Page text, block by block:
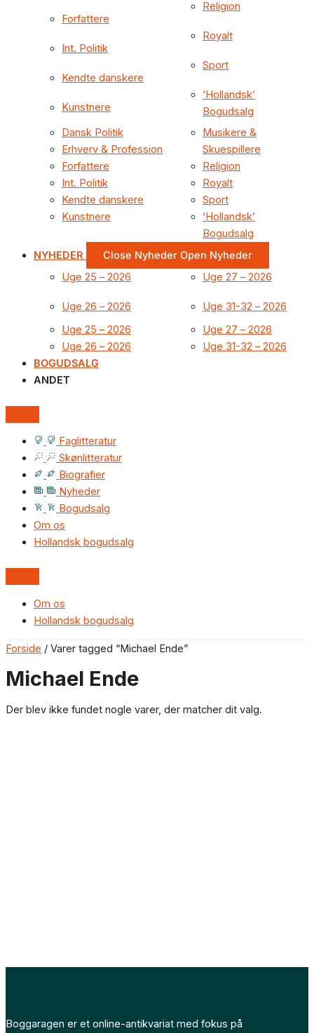
Forfattere
Int. Politik
Kendte danskere
Kunstnere
Religion
Royalt
Sport
‘Hollandsk’
Bogudsalg
Dansk Politik
Erhverv & Profession
Forfattere
Int. Politik
Kendte danskere
Kunstnere
Musikere &
Skuespillere
Religion
Royalt
Sport
‘Hollandsk’
Bogudsalg
NYHEDER
Close Nyheder Open Nyheder
Uge 25 – 2026
Uge 26 – 2026
Uge 27 – 2026
Uge 31-32 – 2026
Uge 25 – 2026
Uge 26 – 2026
Uge 27 – 2026
Uge 31-32 – 2026
BOGUDSALG
ANDET
Faglitteratur
Skønlitteratur
Biografier
Nyheder
Bogudsalg
Om os
Hollandsk bogudsalg
Om os
Hollandsk bogudsalg
Forside / Varer tagged “Michael Ende”
Michael Ende
Der blev ikke fundet nogle varer, der matcher dit valg.
Boggaragen er et online-antikvariat med fokus på